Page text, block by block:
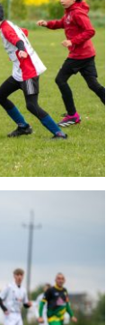
Kąty
(2:3)
Ślęża